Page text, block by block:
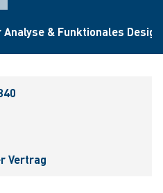
& Funktionales
Vertrag